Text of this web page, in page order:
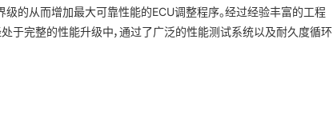
的从而增加最大可靠性能的ECU调整程序。经过经验丰富的工程
于完整的性能升级中，通过了广泛的性能测试系统以及耐久度循环